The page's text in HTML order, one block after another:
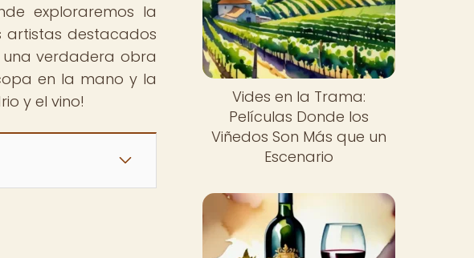
exploraremos la
artistas destacados
una verdadera obra
en la mano y la
y el vino!
Vides en la Trama:
Películas Donde los
Viñedos Son Más que un
Escenario